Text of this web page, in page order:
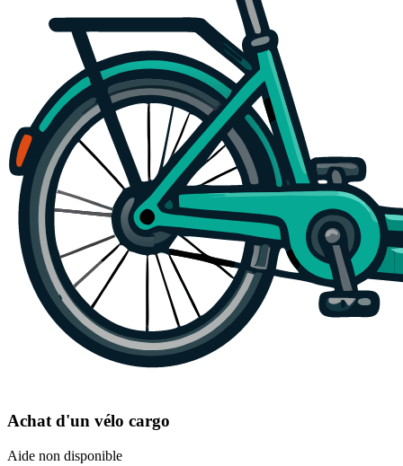
Achat d'un vélo cargo
Aide non disponible